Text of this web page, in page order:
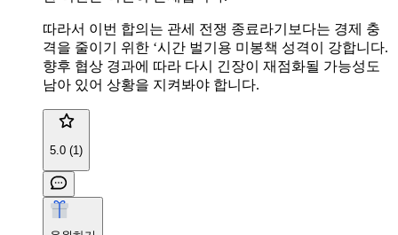
따라서 이번 합의는 관세 전쟁 종료라기보다는 경제 충
격을 줄이기 위한 ‘시간 벌기용 미봉책 성격이 강합니다.
향후 협상 경과에 따라 다시 긴장이 재점화될 가능성도
남아 있어 상황을 지켜봐야 합니다.
5.0 (1)